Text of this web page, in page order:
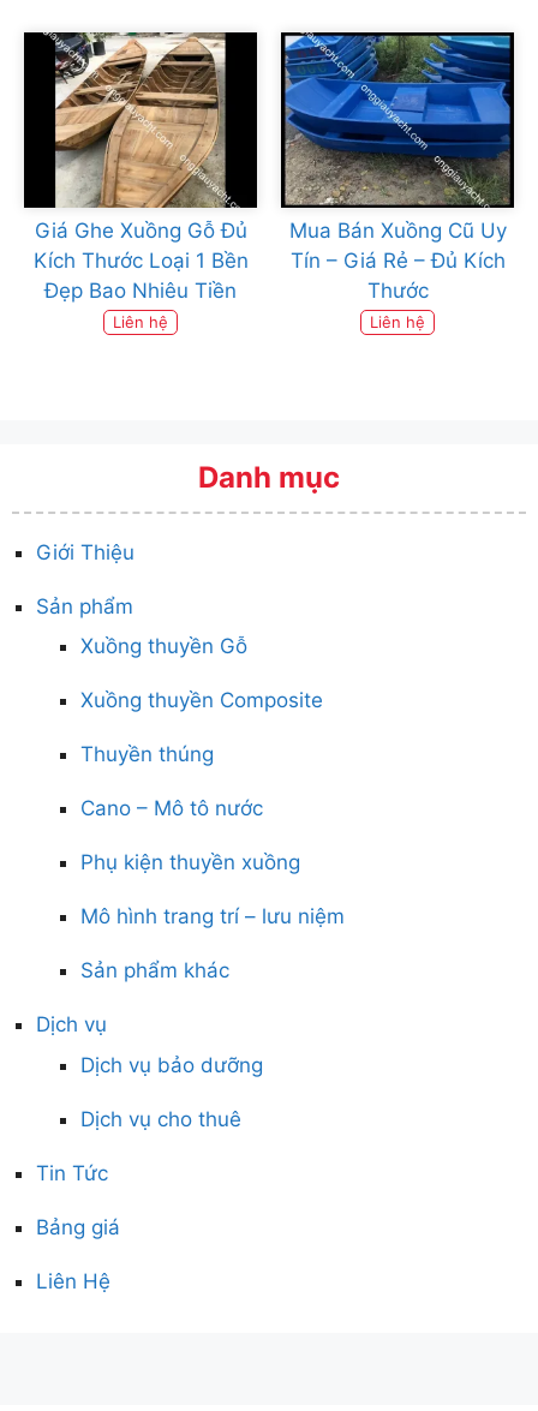
Giá Ghe Xuồng Gỗ Đủ
Kích Thước Loại 1 Bền
Đẹp Bao Nhiêu Tiền
Liên hệ
Mua Bán Xuồng Cũ Uy
Tín – Giá Rẻ – Đủ Kích
Thước
Liên hệ
Danh mục
Giới Thiệu
Sản phẩm
Xuồng thuyền Gỗ
Xuồng thuyền Composite
Thuyền thúng
Cano – Mô tô nước
Phụ kiện thuyền xuồng
Mô hình trang trí – lưu niệm
Sản phẩm khác
Dịch vụ
Dịch vụ bảo dưỡng
Dịch vụ cho thuê
Tin Tức
Bảng giá
Liên Hệ